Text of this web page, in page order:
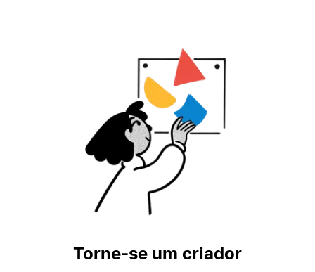
Torne-se um criador